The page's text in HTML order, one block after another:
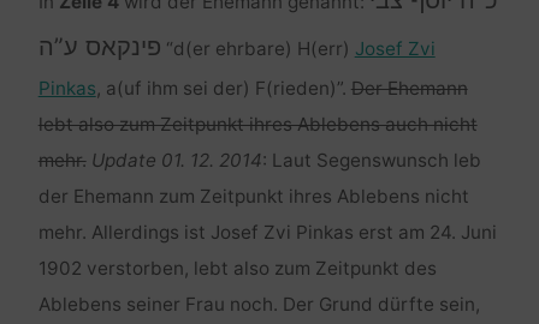
פינקאס ע”ה “d(er ehrbare) H(err) Josef Zvi
Pinkas, a(uf ihm sei der) F(rieden)”. Der Ehemann
lebt also zum Zeitpunkt ihres Ablebens auch nicht
mehr. Update 01. 12. 2014: Laut Segenswunsch leb
der Ehemann zum Zeitpunkt ihres Ablebens nicht
mehr. Allerdings ist Josef Zvi Pinkas erst am 24. Juni
1902 verstorben, lebt also zum Zeitpunkt des
Ablebens seiner Frau noch. Der Grund dürfte sein,